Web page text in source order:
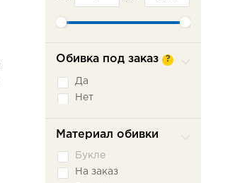
Обивка под заказ ?
Да
Нет
Материал обивки
Букле
На заказ